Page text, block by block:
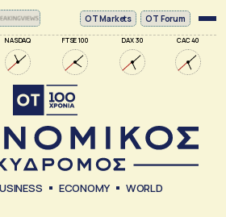
NASDAQ FTSE 100 DAX 30 CAC 40
ΟΤ Markets OT Forum
ECONOMY WORLD